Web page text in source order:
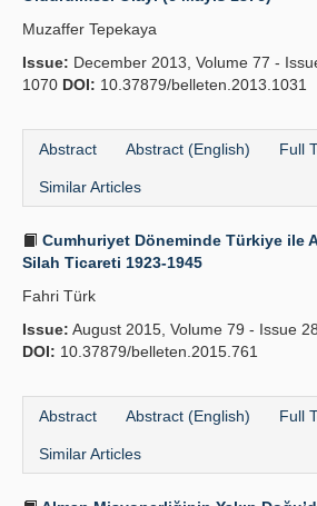
Writing Rules
Principles
Contact Us
Muzaffer Tepekaya
Issue: December 2013, Volume 77 -
1070 DOI: 10.37879/belleten.2013.1031
Abstract Abstract (English) Full
Similar Articles
Cumhuriyet Döneminde Türkiye ile
Silah Ticareti 1923-1945
Fahri Türk
Issue: August 2015, Volume 79 - Issue
DOI: 10.37879/belleten.2015.761
Abstract Abstract (English) Full
Similar Articles